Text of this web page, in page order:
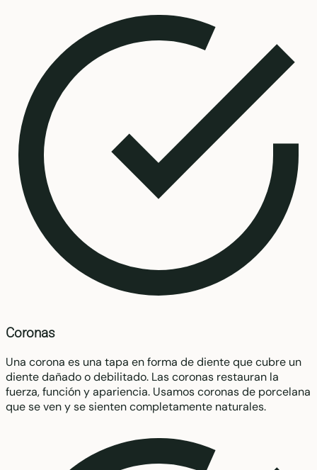
Coronas
Una corona es una tapa en forma de diente que cubre un
diente dañado o debilitado. Las coronas restauran la
fuerza, función y apariencia. Usamos coronas de porcelana
que se ven y se sienten completamente naturales.